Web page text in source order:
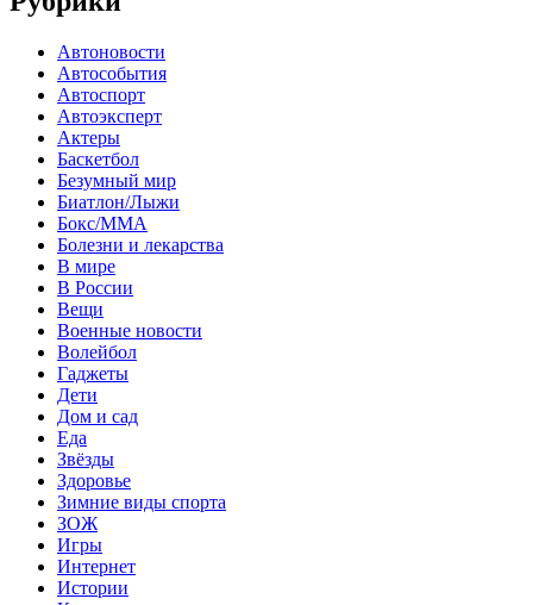
Автоновости
Автособытия
Автоспорт
Автоэксперт
Актеры
Баскетбол
Безумный мир
Биатлон/Лыжи
Бокс/MMA
Болезни и лекарства
В мире
В России
Вещи
Военные новости
Волейбол
Гаджеты
Дети
Дом и сад
Еда
Звёзды
Здоровье
Зимние виды спорта
ЗОЖ
Игры
Интернет
Истории